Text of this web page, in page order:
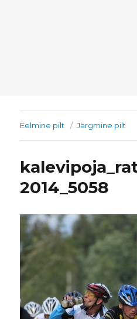
Eelmine pilt Järgmine pilt
2014_5058